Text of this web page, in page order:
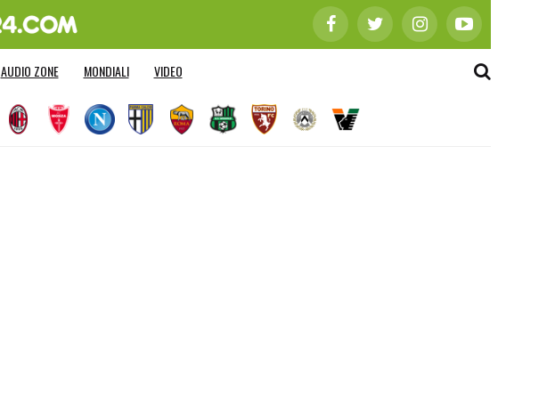
AUDIO ZONE MONDIALI VIDEO